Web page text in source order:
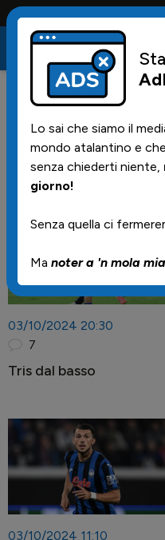
Conta solo la
Notizie
03/10/2024 20:30
7
Tris dal basso
03/10/2024 11:10
Lo sai che siamo il
mondo atalantino e
senza chiederti niente,
giorno!
Senza quella ci
Ma noter a 'n mola mia